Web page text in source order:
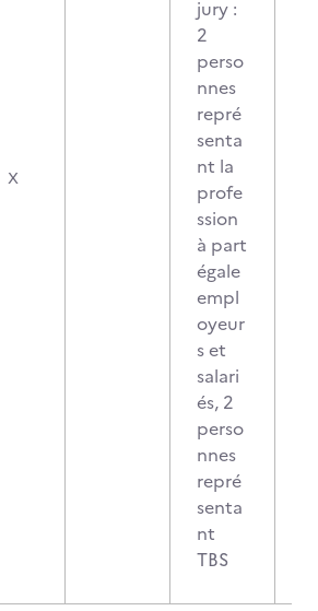
X
jury :
2
perso
nnes
repré
senta
nt la
profe
ssion
à part
égale
empl
oyeur
s et
salari
és, 2
perso
nnes
repré
senta
nt
TBS